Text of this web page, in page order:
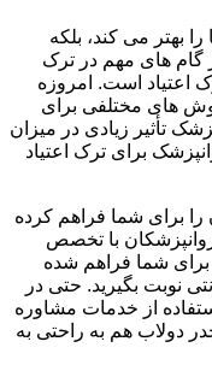
بهتر می کند، بلکه
گام های مهم در ترک
اعتیاد است. امروزه
های مختلفی برای
تأثیر زیادی در میزان
برای ترک اعتیاد
را برای شما فراهم کرده
روانپزشکان با تخصص
برای شما فراهم شده
نوبت بگیرید. حتی در
از خدمات مشاوره
دولاب هم به راحتی به